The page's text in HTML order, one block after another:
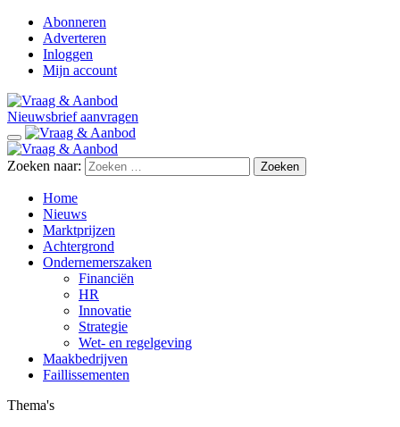
Abonneren
Adverteren
Inloggen
Mijn account
Nieuwsbrief aanvragen
Zoeken naar:
Home
Nieuws
Marktprijzen
Achtergrond
Ondernemerszaken
Financiën
HR
Innovatie
Strategie
Wet- en regelgeving
Maakbedrijven
Faillissementen
Thema's